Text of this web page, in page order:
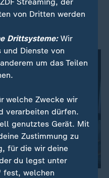
als Deutsche
hier Opfer und Täter
von Dritten werden
Drittsysteme:Wir
und Dienste von
um das Teilen
welche Zwecke wir
verarbeiten dürfen.
genutztes Gerät. Mit
Zustimmung zu
für die wir deine
du legst unter
fest, welchen